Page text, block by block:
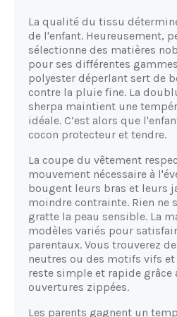
La qualité du tissu
de l'enfant. Heureusement,
sélectionne des matières
pour ses différentes
polyester déperlant sert de
contre la pluie fine. La
sherpa maintient une
idéale. C’est alors que
cocon protecteur et tendre.
La coupe du vêtement
mouvement nécessaire à
bougent leurs bras et leurs
moindre contrainte. Rien ne
gratte la peau sensible. La
modèles variés pour
parentaux. Vous trouverez
neutres ou des motifs vifs
reste simple et rapide grâce
ouvertures zippées.
Les parents gagnent un